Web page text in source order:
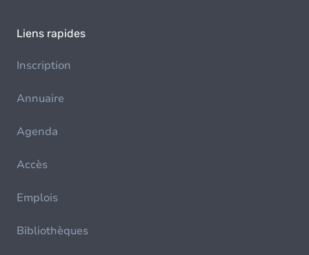
Liens rapides
Inscription
Annuaire
Agenda
Accès
Emplois
Bibliothèques